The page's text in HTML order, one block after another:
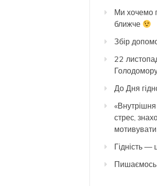
Ми хочемо
ближче
Збір
22
До Дня
«Внутрішня
стрес,
Гідність
Пишаємось